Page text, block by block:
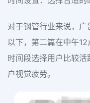
对于钢管行业来说，
以下，第二篇在中午12
时间段选择用户比较
户视觉疲劳。